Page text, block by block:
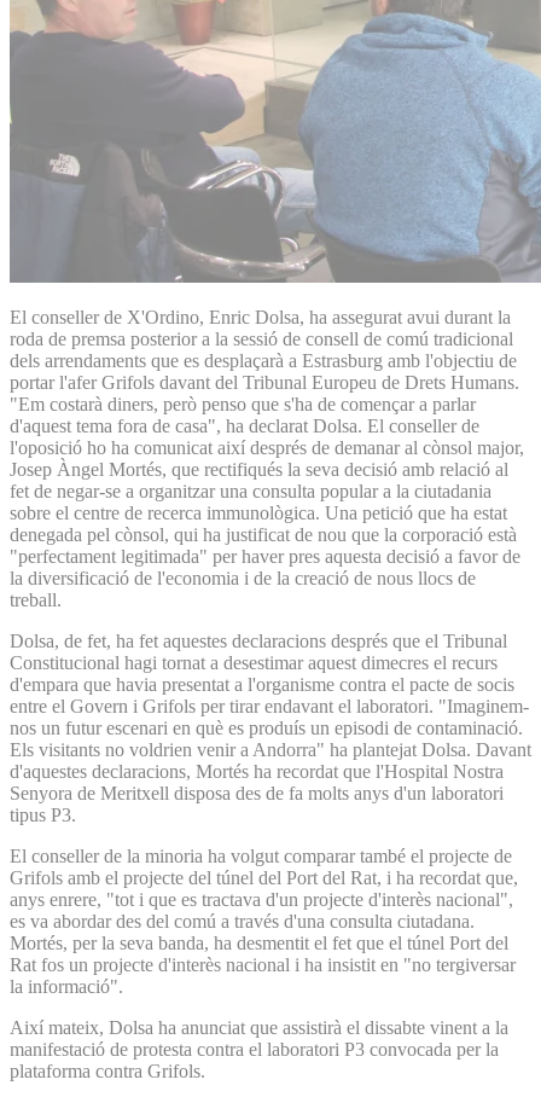
El conseller de X'Ordino, Enric Dolsa, ha assegurat avui durant la
roda de premsa posterior a la sessió de consell de comú tradicional
dels arrendaments que es desplaçarà a Estrasburg amb l'objectiu de
portar l'afer Grifols davant del Tribunal Europeu de Drets Humans.
"Em costarà diners, però penso que s'ha de començar a parlar
d'aquest tema fora de casa", ha declarat Dolsa. El conseller de
l'oposició ho ha comunicat així després de demanar al cònsol major,
Josep Àngel Mortés, que rectifiqués la seva decisió amb relació al
fet de negar-se a organitzar una consulta popular a la ciutadania
sobre el centre de recerca immunològica. Una petició que ha estat
denegada pel cònsol, qui ha justificat de nou que la corporació està
"perfectament legitimada" per haver pres aquesta decisió a favor de
la diversificació de l'economia i de la creació de nous llocs de
treball.
Dolsa, de fet, ha fet aquestes declaracions després que el Tribunal
Constitucional hagi tornat a desestimar aquest dimecres el recurs
d'empara que havia presentat a l'organisme contra el pacte de socis
entre el Govern i Grifols per tirar endavant el laboratori. "Imaginem-
nos un futur escenari en què es produís un episodi de contaminació.
Els visitants no voldrien venir a Andorra" ha plantejat Dolsa. Davant
d'aquestes declaracions, Mortés ha recordat que l'Hospital Nostra
Senyora de Meritxell disposa des de fa molts anys d'un laboratori
tipus P3.
El conseller de la minoria ha volgut comparar també el projecte de
Grifols amb el projecte del túnel del Port del Rat, i ha recordat que,
anys enrere, "tot i que es tractava d'un projecte d'interès nacional",
es va abordar des del comú a través d'una consulta ciutadana.
Mortés, per la seva banda, ha desmentit el fet que el túnel Port del
Rat fos un projecte d'interès nacional i ha insistit en "no tergiversar
la informació".
Així mateix, Dolsa ha anunciat que assistirà el dissabte vinent a la
manifestació de protesta contra el laboratori P3 convocada per la
plataforma contra Grifols.